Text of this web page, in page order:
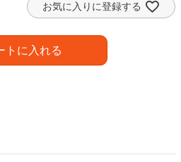
お気に入りに登録する
トに入れる